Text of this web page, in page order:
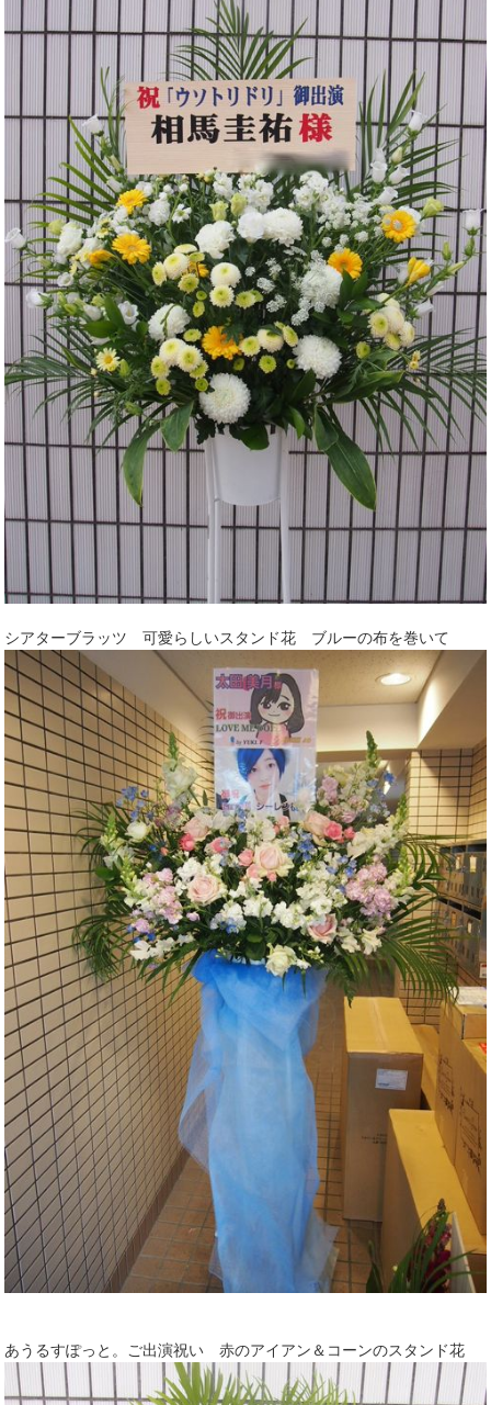
シアターブラッツ 可愛らしいスタンド花 ブルーの布を巻いて
あうるすぽっと。ご出演祝い 赤のアイアン＆コーンのスタンド花